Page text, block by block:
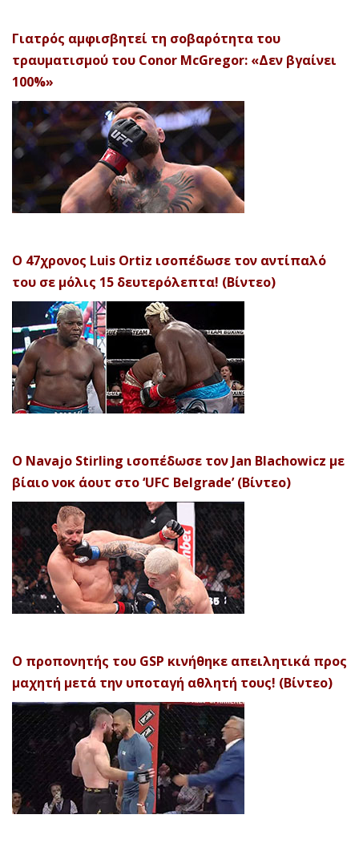
Γιατρός αμφισβητεί τη σοβαρότητα του
τραυματισμού του Conor McGregor: «Δεν βγαίνει
100%»
Ο 47χρονος Luis Ortiz ισοπέδωσε τον αντίπαλό
του σε μόλις 15 δευτερόλεπτα! (Βίντεο)
Ο Navajo Stirling ισοπέδωσε τον Jan Blachowicz με
βίαιο νοκ άουτ στο ‘UFC Belgrade’ (Βίντεο)
Ο προπονητής του GSP κινήθηκε απειλητικά προς
μαχητή μετά την υποταγή αθλητή τους! (Βίντεο)